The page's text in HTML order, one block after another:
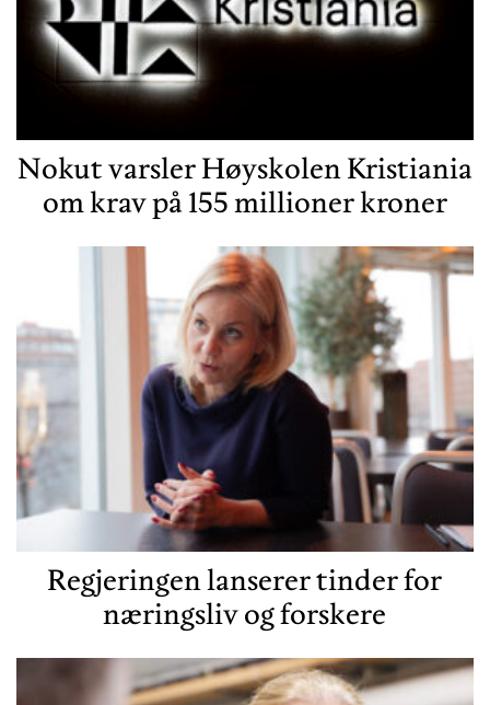
Nokut varsler Høyskolen Kristiania
om krav på 155 millioner kroner
Regjeringen lanserer tinder for
næringsliv og forskere